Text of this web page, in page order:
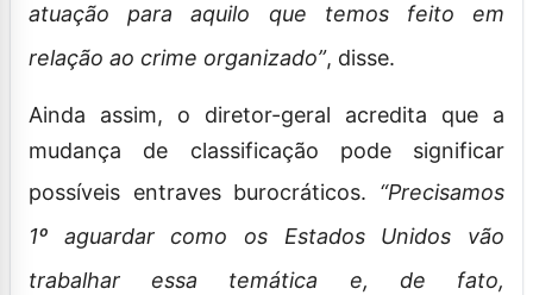
atuação para aquilo que temos feito em
relação ao crime organizado”, disse.
Ainda assim, o diretor-geral acredita que a
mudança de classificação pode significar
possíveis entraves burocráticos. “Precisamos
1º aguardar como os Estados Unidos vão
trabalhar essa temática e, de fato,